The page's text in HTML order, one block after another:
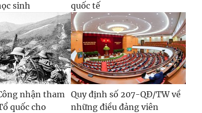
sinh
quốc tế
nhận tham
quốc cho
Quy định số 207-QĐ/TW về
những điều đảng viên